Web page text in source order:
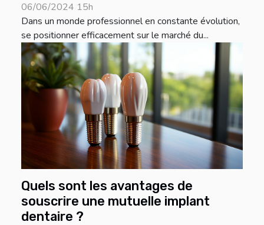
06/06/2024 15h
Dans un monde professionnel en constante évolution,
se positionner efficacement sur le marché du...
Quels sont les avantages de
souscrire une mutuelle implant
dentaire ?